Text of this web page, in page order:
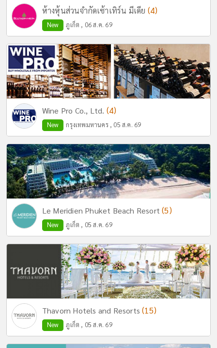
ห้างหุ้นส่วนจำกัดเซ้าเทิร์น มีเดีย (4)
New ภูเก็ต , 06 ส.ค. 69
Wine Pro Co., Ltd. (4)
New กรุงเทพมหานคร , 05 ส.ค. 69
Le Meridien Phuket Beach Resort(5)
New ภูเก็ต , 05 ส.ค. 69
Thavorn Hotels and Resorts(15)
New ภูเก็ต , 05 ส.ค. 69